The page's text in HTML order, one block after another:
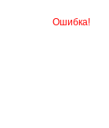
Ошибка!